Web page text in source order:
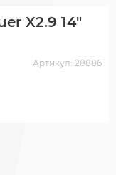
X2.9 14"
Артикул: 28886